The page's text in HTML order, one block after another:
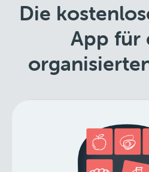
Die
App für